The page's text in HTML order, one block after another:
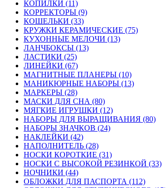
КОПИЛКИ (11)
КОРРЕКТОРЫ (9)
КОШЕЛЬКИ (33)
КРУЖКИ КЕРАМИЧЕСКИЕ (75)
КУХОННЫЕ МЕЛОЧИ (13)
ЛАНЧБОКСЫ (13)
ЛАСТИКИ (25)
ЛИНЕЙКИ (67)
МАГНИТНЫЕ ПЛАНЕРЫ (10)
МАНИКЮРНЫЕ НАБОРЫ (13)
МАРКЕРЫ (28)
МАСКИ ДЛЯ СНА (80)
МЯГКИЕ ИГРУШКИ (12)
НАБОРЫ ДЛЯ ВЫРАЩИВАНИЯ (80)
НАБОРЫ ЗНАЧКОВ (24)
НАКЛЕЙКИ (42)
НАПОЛНИТЕЛЬ (28)
НОСКИ КОРОТКИЕ (31)
НОСКИ С ВЫСОКОЙ РЕЗИНКОЙ (33)
НОЧНИКИ (44)
ОБЛОЖКИ ДЛЯ ПАСПОРТА (112)